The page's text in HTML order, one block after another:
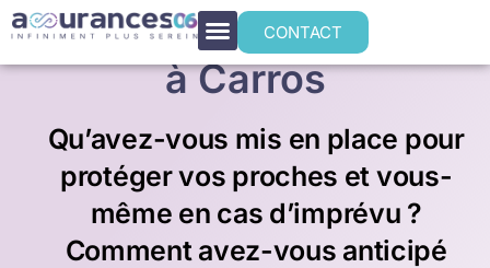
CONTACT
Prévoyance individuelle
à Carros
Qu’avez-vous mis en place pour
protéger vos proches et vous-
même en cas d’imprévu ?
Comment avez-vous anticipé